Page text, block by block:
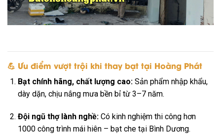
💪 Ưu điểm vượt trội khi thay bạt tại Hoàng Phát
Bạt chính hãng, chất lượng cao:Sản phẩm nhập khẩu,
dày dặn, chịu nắng mưa bền bỉ từ 3–7 năm.
Đội ngũ thợ lành nghề:Có kinh nghiệm thi công hơn
1000 công trình mái hiên – bạt che tại Bình Dương.